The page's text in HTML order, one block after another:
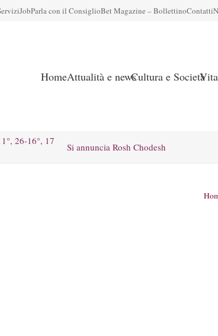
JobParla con il ConsiglioBet Magazine – BollettinoContatti
HomeAttualità e newsCultura e Società
26-16°, 17
Si annuncia Rosh Chodesh